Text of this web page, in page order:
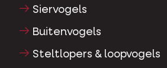
Siervogels
Buitenvogels
Steltlopers & loopvogels